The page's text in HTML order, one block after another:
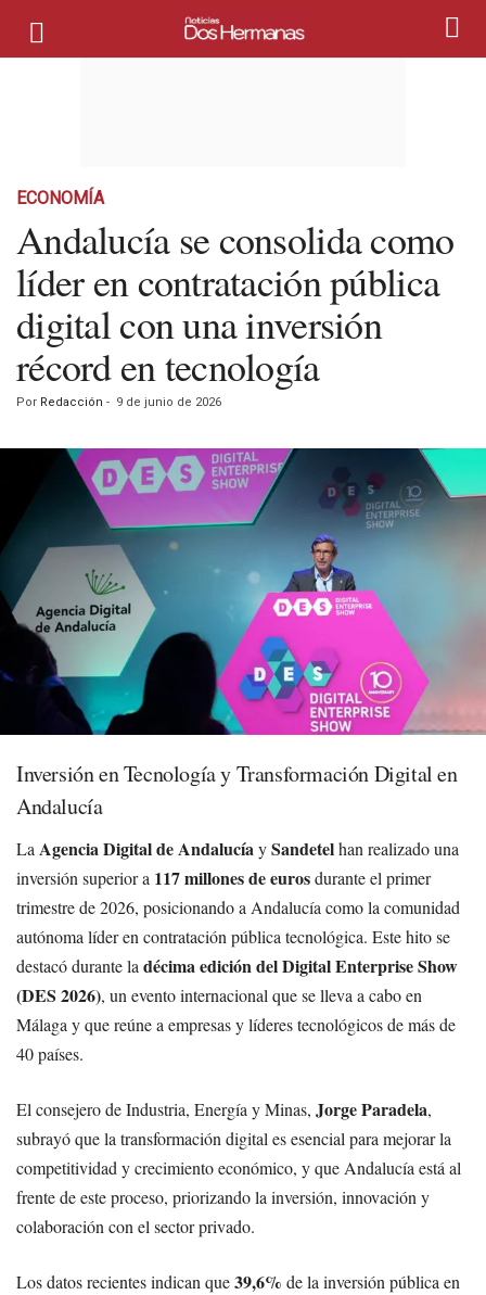
ECONOMÍA
Andalucía se consolida como
líder en contratación pública
digital con una inversión
récord en tecnología
Por Redacción - 9 de junio de 2026
Inversión en Tecnología y Transformación Digital en
Andalucía
La Agencia Digital de AndalucíaySandetelhan realizado una
inversión superior a 117 millones de eurosdurante el primer
trimestre de 2026, posicionando a Andalucía como la comunidad
autónoma líder en contratación pública tecnológica. Este hito se
destacó durante la décima edición del Digital Enterprise Show
(DES 2026), un evento internacional que se lleva a cabo en
Málaga y que reúne a empresas y líderes tecnológicos de más de
40 países.
El consejero de Industria, Energía y Minas, Jorge Paradela,
subrayó que la transformación digital es esencial para mejorar la
competitividad y crecimiento económico, y que Andalucía está al
frente de este proceso, priorizando la inversión, innovación y
colaboración con el sector privado.
Los datos recientes indican que39,6% de la inversión pública en